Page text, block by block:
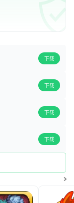
下载
下载
下载
下载